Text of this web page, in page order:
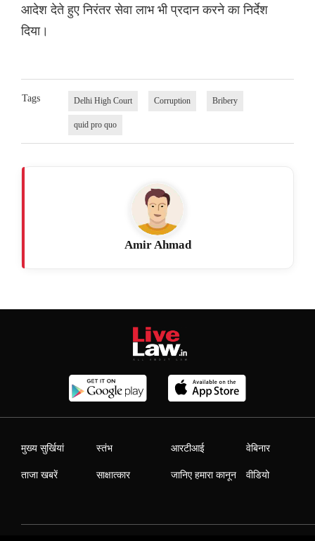
आदेश देते हुए निरंतर सेवा लाभ भी प्रदान करने का निर्देश
दिया।
Tags Delhi High Court Corruption Bribery
quid pro quo
Amir Ahmad
मुख्य सुर्खियां
ताजा खबरें
स्तंभ
साक्षात्कार
आरटीआई
जानिए हमारा कानून
वेबिनार
वीडियो